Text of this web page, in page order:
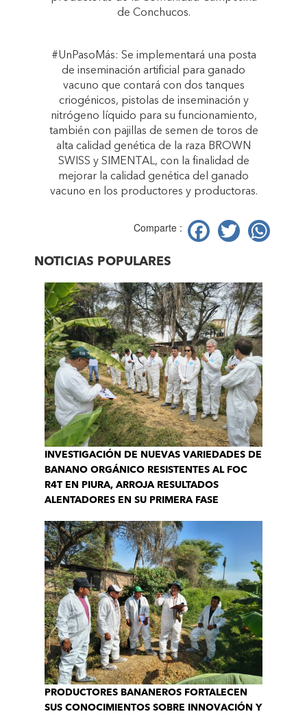
de Conchucos.
#UnPasoMás: Se implementará una posta
de inseminación artificial para ganado
vacuno que contará con dos tanques
criogénicos, pistolas de inseminación y
nitrógeno líquido para su funcionamiento,
también con pajillas de semen de toros de
alta calidad genética de la raza BROWN
SWISS y SIMENTAL, con la finalidad de
mejorar la calidad genética del ganado
vacuno en los productores y productoras.
Comparte : Facebook
Twitter
NOTICIAS POPULARES
INVESTIGACIÓN DE NUEVAS VARIEDADES DE
BANANO ORGÁNICO RESISTENTES AL FOC
R4T EN PIURA, ARROJA RESULTADOS
ALENTADORES EN SU PRIMERA FASE
PRODUCTORES BANANEROS FORTALECEN
SUS CONOCIMIENTOS SOBRE INNOVACIÓN Y